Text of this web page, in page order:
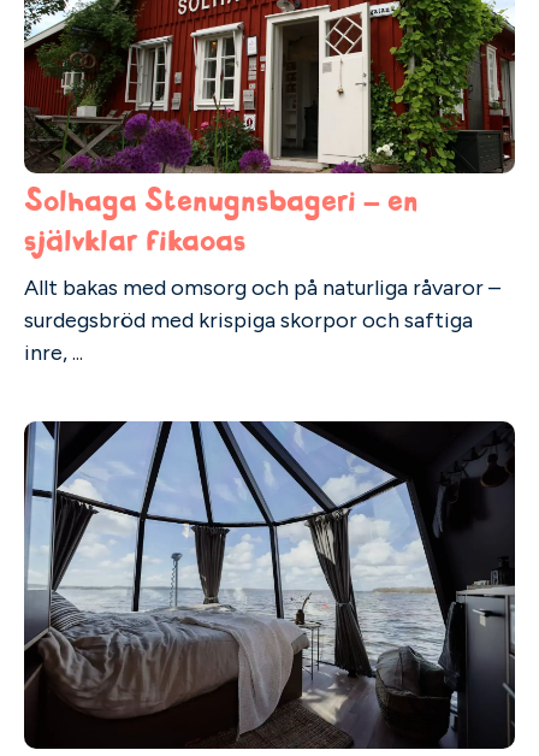
Solhaga Stenugnsbageri – en
självklar fikaoas
Allt bakas med omsorg och på naturliga råvaror –
surdegsbröd med krispiga skorpor och saftiga
inre, ...